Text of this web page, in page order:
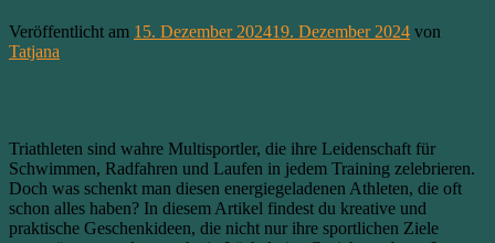
Veröffentlicht am 15. Dezember 202419. Dezember 2024 von
Tatjana
Triathleten sind wahre Multisportler, die ihre Leidenschaft für
Schwimmen, Radfahren und Laufen in jedem Training zelebrieren.
Doch was schenkt man diesen energiegeladenen Athleten, die oft
schon alles haben? In diesem Artikel findest du kreative und
praktische Geschenkideen, die nicht nur ihre sportlichen Ziele